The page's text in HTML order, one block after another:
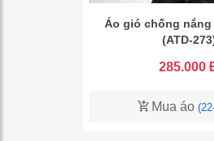
Áo gió chống nắng
(ATD-
285.000
Mua áo